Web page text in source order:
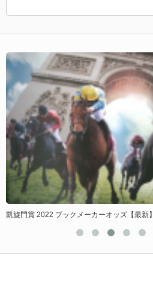
東京優駿ダービーを教えてくれる！？調教